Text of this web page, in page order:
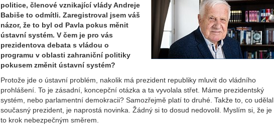
politice, členové vznikající vlády Andreje
Babiše to odmítli. Zaregistroval jsem váš
názor, že to byl od Pavla pokus měnit
ústavní systém. V čem je pro vás
prezidentova debata s vládou o
programu v oblasti zahraniční politiky
pokusem změnit ústavní systém?
Protože jde o ústavní problém, nakolik má prezident republiky mluvit do vládního
prohlášení. To je zásadní, koncepční otázka a ta vyvolala střet. Máme prezidentský
systém, nebo parlamentní demokracii? Samozřejmě platí to druhé. Takže to, co udělal
současný prezident, je naprostá novinka. Žádný si to dosud nedovolil. Myslím si, že je
to krok nebezpečným směrem.